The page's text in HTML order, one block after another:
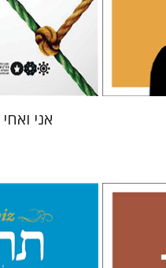
אני
רוני
משה הלברטל